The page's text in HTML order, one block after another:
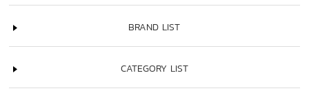
BRAND LIST
CATEGORY LIST